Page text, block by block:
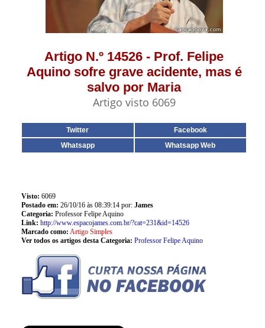
Artigo N.º 14526 - Prof. Felipe
Aquino sofre grave acidente, mas é
salvo por Maria
Artigo visto 6069
Twitter
Facebook
Whatsapp
Whatsapp Web
Visto: 6069
Postado em: 26/10/16 às 08:39:14 por: James
Categoria: Professor Felipe Aquino
Link: http://www.espacojames.com.br/?cat=231&id=14526
Marcado como: Artigo Simples
Ver todos os artigos desta Categoria: Professor Felipe Aquino